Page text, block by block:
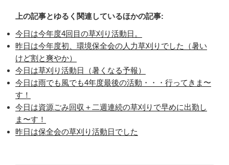
上の記事とゆるく関連しているほかの記事:
今日は今年度4回目の草刈り活動日。
昨日は今年度初、環境保全会の人力草刈りでした（暑い
けど割と爽やか）
今日は草刈り活動日（暑くなる予報）
今日は雨でも風でも4年度最後の活動・・・行ってきま〜
す！
今日は資源ごみ回収＋二週連続の草刈りで早めに出勤し
ま〜す！
昨日は保全会の草刈り活動日でした